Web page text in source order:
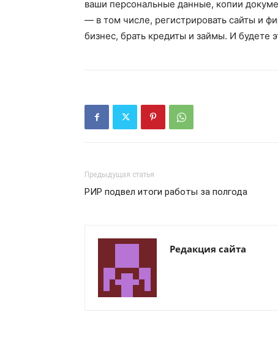
ваши персональные данные, копии
— в том числе, регистрировать сайты и
бизнес, брать кредиты и займы. И будете
Предыдущая статья
РИР подвел итоги работы за полгода
Редакция сайта